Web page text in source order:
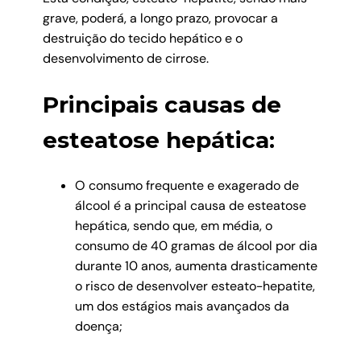
grave, poderá, a longo prazo, provocar a
destruição do tecido hepático e o
desenvolvimento de cirrose.
Principais causas de
esteatose hepática:
O consumo frequente e exagerado de
álcool é a principal causa de esteatose
hepática, sendo que, em média, o
consumo de 40 gramas de álcool por dia
durante 10 anos, aumenta drasticamente
o risco de desenvolver esteato-hepatite,
um dos estágios mais avançados da
doença;